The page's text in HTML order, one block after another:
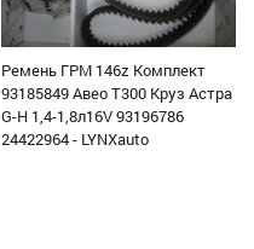
Ремень ГРМ 146z Комплект
93185849 Авео Т300 Круз Астра
G-H 1,4-1,8л16V 93196786
24422964 - LYNXauto